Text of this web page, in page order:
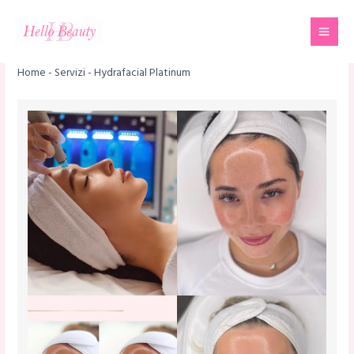
contenuto
Home- Servizi-Hydrafacial Platinum